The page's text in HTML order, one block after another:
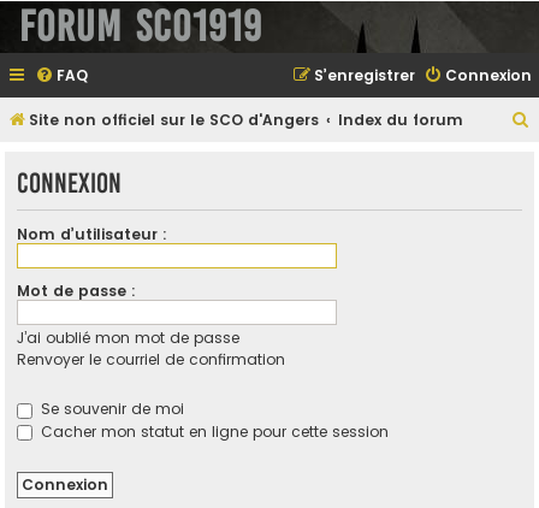
Forum SCO1919
FAQ Connexion
S’enregistrer
Site non officiel sur le SCO d'Angers Index du forum
Connexion
Nom d’utilisateur :
Mot de passe :
J’ai oublié mon mot de passe
Renvoyer le courriel de confirmation
Se souvenir de moi
Cacher mon statut en ligne pour cette session